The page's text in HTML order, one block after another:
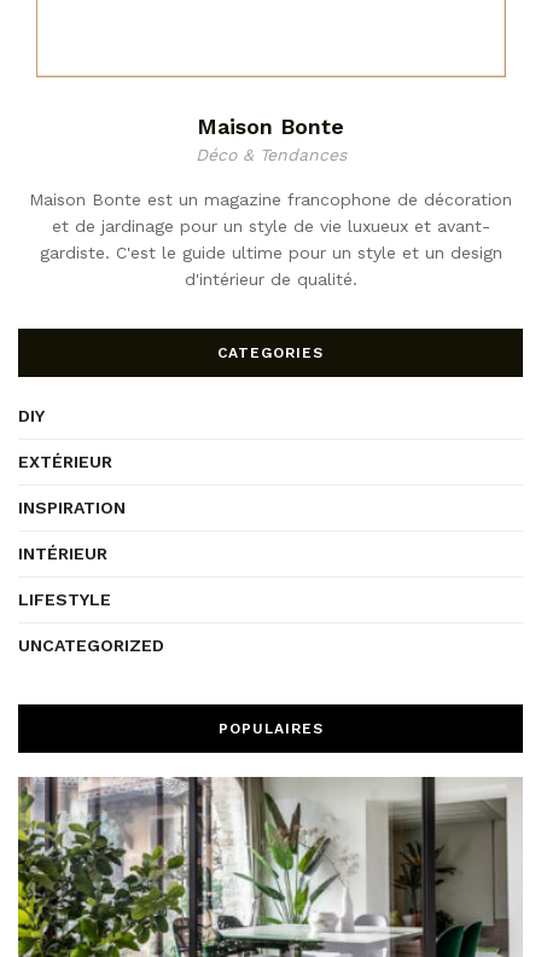
Maison Bonte
Déco & Tendances
Maison Bonte est un magazine francophone de décoration
et de jardinage pour un style de vie luxueux et avant-
gardiste. C'est le guide ultime pour un style et un design
d'intérieur de qualité.
CATEGORIES
DIY
EXTÉRIEUR
INSPIRATION
INTÉRIEUR
LIFESTYLE
UNCATEGORIZED
POPULAIRES